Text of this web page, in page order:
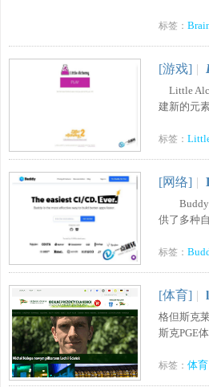
标签：
[游戏] |
Little
建新的元
标签：
[网络] |
Buddy是
供了多种
标签：
[体育] |
格但斯克
斯克PGE
标签： 体育